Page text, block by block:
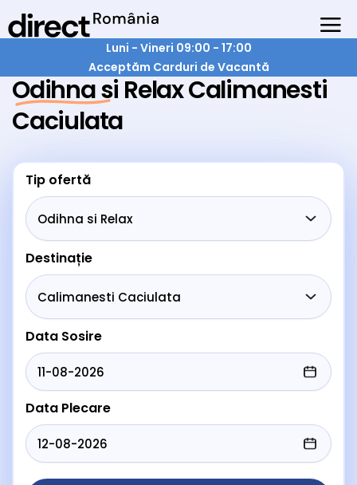
Luni - Vineri 09:00 - 17:00
Acceptăm Carduri de Vacantă
Odihna si Relax Calimanesti
Caciulata
Tip ofertă
Destinație
Data Sosire
Data Plecare